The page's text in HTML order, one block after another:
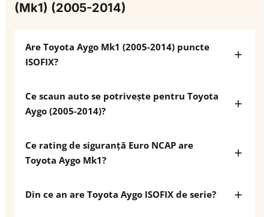
(Mk1) (2005-2014)
Are Toyota Aygo Mk1 (2005-2014) puncte
ISOFIX?
Ce scaun auto se potrivește pentru Toyota
Aygo (2005-2014)?
Ce rating de siguranță Euro NCAP are
Toyota Aygo Mk1?
Din ce an are Toyota Aygo ISOFIX de serie?